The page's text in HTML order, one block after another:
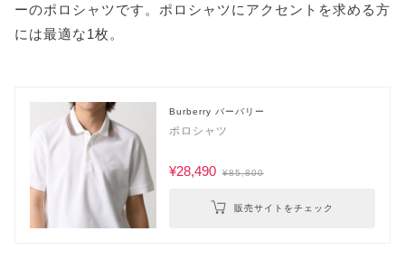
ーのポロシャツです。ポロシャツにアクセントを求める方
には最適な1枚。
Burberry バーバリー
ポロシャツ
¥28,490 ¥85,800
販売サイトをチェック